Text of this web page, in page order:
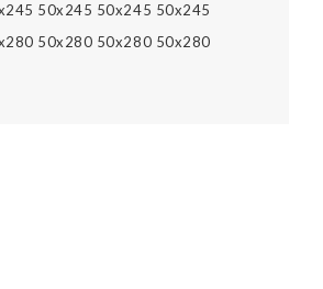
50x245 50x245 50x245
50x280 50x280 50x280